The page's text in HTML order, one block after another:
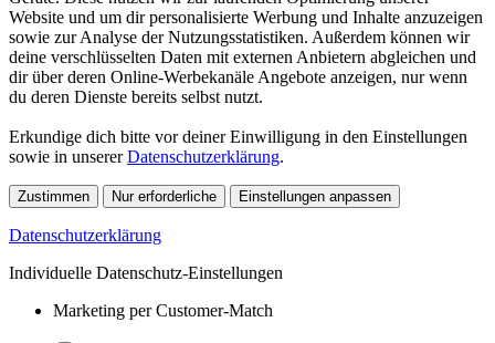
Website und um dir personalisierte Werbung und Inhalte anzuzeigen
sowie zur Analyse der Nutzungsstatistiken. Außerdem können wir
deine verschlüsselten Daten mit externen Anbietern abgleichen und
dir über deren Online-Werbekanäle Angebote anzeigen, nur wenn
du deren Dienste bereits selbst nutzt.
Erkundige dich bitte vor deiner Einwilligung in den Einstellungen
sowie in unsererDatenschutzerklärung.
Zustimmen Nur erforderliche Einstellungen anpassen
Datenschutzerklärung
Individuelle Datenschutz-Einstellungen
Marketing per Customer-Match